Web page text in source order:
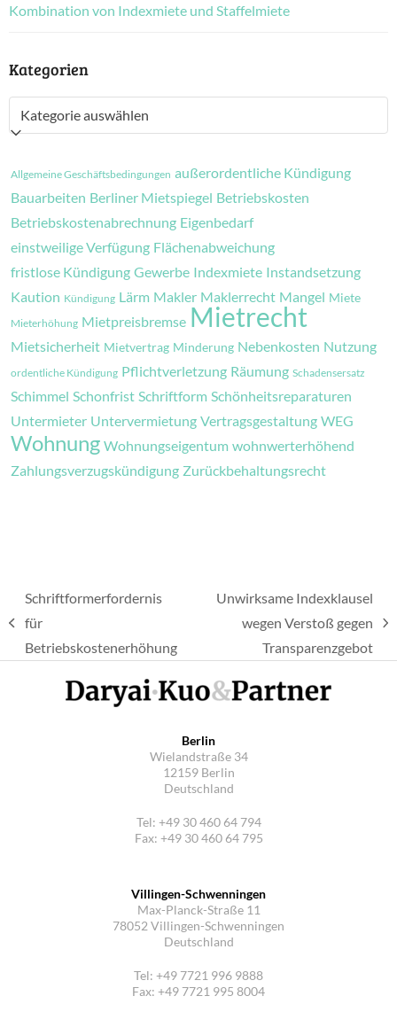
Kombination von Indexmiete und Staffelmiete
Kategorien
Kategorien
Allgemeine Geschäftsbedingungen außerordentliche Kündigung
Bauarbeiten Berliner Mietspiegel Betriebskosten
Betriebskostenabrechnung Eigenbedarf
einstweilige Verfügung Flächenabweichung
fristlose Kündigung Gewerbe Indexmiete Instandsetzung
Kaution Kündigung Lärm Makler Maklerrecht Mangel Miete
Mieterhöhung Mietpreisbremse Mietrecht
Mietsicherheit Mietvertrag Minderung Nebenkosten Nutzung
ordentliche Kündigung Pflichtverletzung Räumung Schadensersatz
Schimmel Schonfrist Schriftform Schönheitsreparaturen
Untermieter Untervermietung Vertragsgestaltung WEG
Wohnung Wohnungseigentum wohnwerterhöhend
Zahlungsverzugskündigung Zurückbehaltungsrecht
vorheriger
Beitrag:
Schriftformerfordernis
für
Betriebskostenerhöhung
Nächster
Beitrag:
Unwirksame Indexklausel
wegen Verstoß gegen
Transparenzgebot
Berlin
Wielandstraße 34
12159 Berlin
Deutschland
Tel: +49 30 460 64 794
Fax: +49 30 460 64 795
Villingen-Schwenningen
Max-Planck-Straße 11
78052 Villingen-Schwenningen
Deutschland
Tel: +49 7721 996 9888
Fax: +49 7721 995 8004